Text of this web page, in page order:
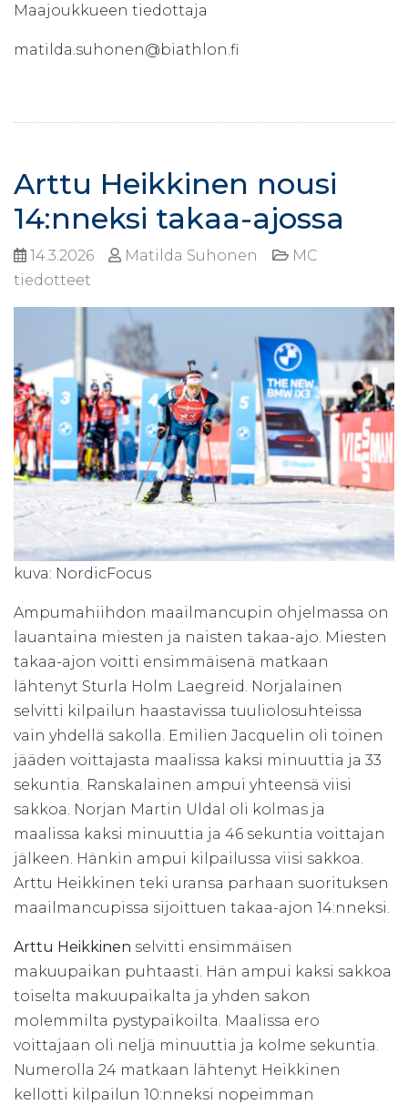
Maajoukkueen tiedottaja
matilda.suhonen@biathlon.fi
Arttu Heikkinen nousi
14:nneksi takaa-ajossa
14.3.2026 Matilda Suhonen
MC
tiedotteet
kuva: NordicFocus
Ampumahiihdon maailmancupin ohjelmassa on
lauantaina miesten ja naisten takaa-ajo. Miesten
takaa-ajon voitti ensimmäisenä matkaan
lähtenyt Sturla Holm Laegreid. Norjalainen
selvitti kilpailun haastavissa tuuliolosuhteissa
vain yhdellä sakolla. Emilien Jacquelin oli toinen
jääden voittajasta maalissa kaksi minuuttia ja 33
sekuntia. Ranskalainen ampui yhteensä viisi
sakkoa. Norjan Martin Uldal oli kolmas ja
maalissa kaksi minuuttia ja 46 sekuntia voittajan
jälkeen. Hänkin ampui kilpailussa viisi sakkoa.
Arttu Heikkinen teki uransa parhaan suorituksen
maailmancupissa sijoittuen takaa-ajon 14:nneksi.
Arttu Heikkinen selvitti ensimmäisen
makuupaikan puhtaasti. Hän ampui kaksi sakkoa
toiselta makuupaikalta ja yhden sakon
molemmilta pystypaikoilta. Maalissa ero
voittajaan oli neljä minuuttia ja kolme sekuntia.
Numerolla 24 matkaan lähtenyt Heikkinen
kellotti kilpailun 10:nneksi nopeimman